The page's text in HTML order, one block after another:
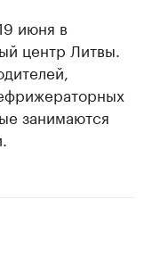
июня в
центр Литвы.
занимаются